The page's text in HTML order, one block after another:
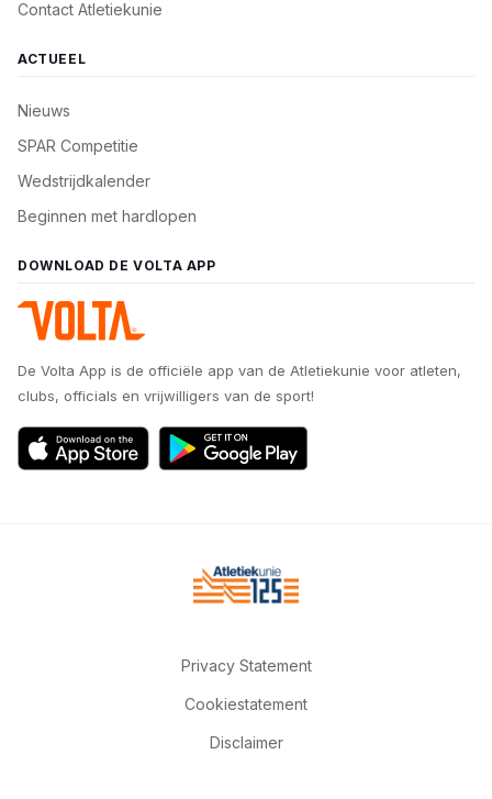
Contact Atletiekunie
ACTUEEL
Nieuws
SPAR Competitie
Wedstrijdkalender
Beginnen met hardlopen
DOWNLOAD DE VOLTA APP
De Volta App is de officiële app van de Atletiekunie voor atleten,
clubs, officials en vrijwilligers van de sport!
Privacy Statement
Cookiestatement
Disclaimer